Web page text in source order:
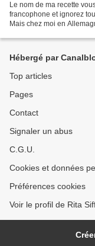
Le nom de ma recette
francophone et ignorez
Mais chez moi en
Hébergé par
Top articles
Pages
Contact
Signaler un abus
C.G.U.
Cookies et données
Préférences cookies
Voir le profil de Rita